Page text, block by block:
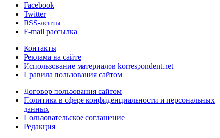
Facebook
Twitter
RSS-ленты
E-mail рассылка
Контакты
Реклама на сайте
Использование материалов korrespondent.net
Правила пользования сайтом
Договор пользования сайтом
Политика в сфере конфиденциальности и персональных
данных
Пользовательское соглашение
Редакция